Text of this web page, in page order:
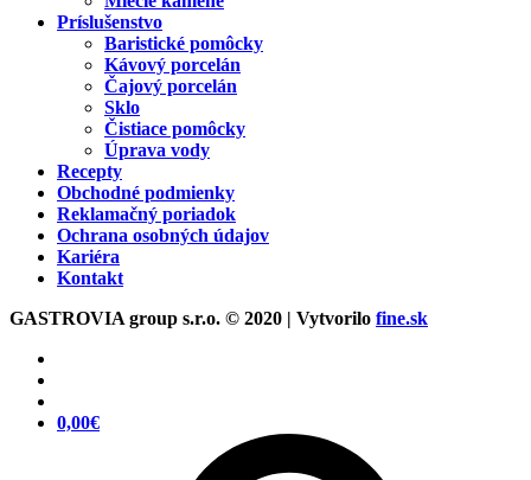
Príslušenstvo
Baristické pomôcky
Kávový porcelán
Čajový porcelán
Sklo
Čistiace pomôcky
Úprava vody
Recepty
Obchodné podmienky
Reklamačný poriadok
Ochrana osobných údajov
Kariéra
Kontakt
GASTROVIA group s.r.o. © 2020 | Vytvorilo fine.sk
0,00€